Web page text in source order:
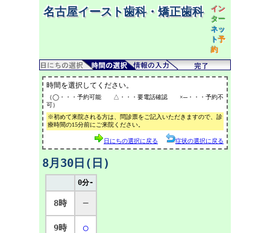
名古屋イースト歯科・矯正歯科
イン
ター
ネッ
ト予
約
時間を選択してください。
（◯・・・予約可能 △・・・要電話確認 ×─・・・予約不
可）
※初めて来院される方は、問診票をご記入いただきますので、診
療時間の15分前にご来院ください。
日にちの選択に戻る 症状の選択に戻る
8月30日(日)
0分-
8時 ─
9時 ◯